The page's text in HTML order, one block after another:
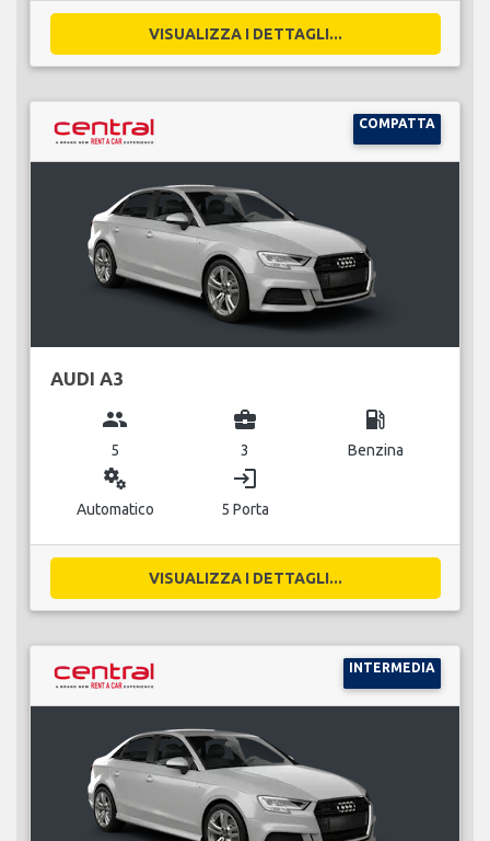
VISUALIZZA I DETTAGLI...
COMPATTA
AUDI A3
group
5
business_center
3
local_gas_station
Benzina
miscellaneous_services
Automatico
login
5 Porta
VISUALIZZA I DETTAGLI...
INTERMEDIA